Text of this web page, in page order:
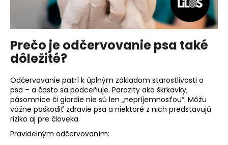
Prečo je odčervovanie psa také
dôležité?
Odčervovanie patrí k úplným základom starostlivosti o
psa – a často sa podceňuje. Parazity ako škrkavky,
pásomnice či giardie nie sú len „nepríjemnosťou“. Môžu
vážne poškodiť zdravie psa a niektoré z nich predstavujú
riziko aj pre človeka.
Pravidelným odčervovaním:
HĽADAŤ
d
p
o
r
ú
č